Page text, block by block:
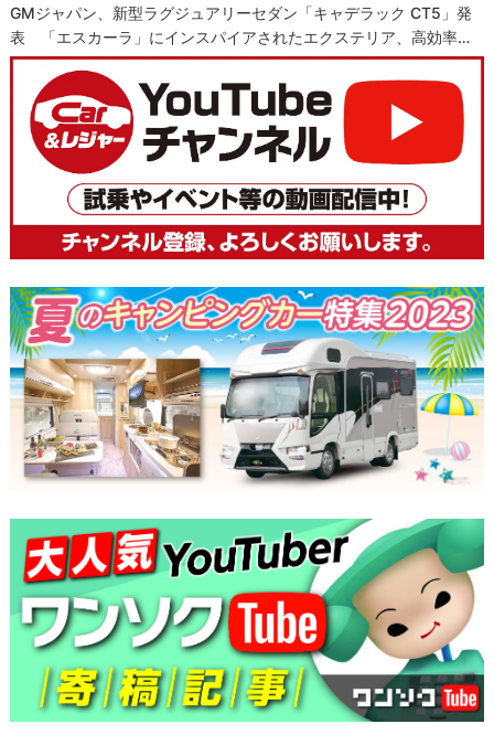
GMジャパン、新型ラグジュアリーセダン「キャデラック CT5」発
表 「エスカーラ」にインスパイアされたエクステリア、高効率…